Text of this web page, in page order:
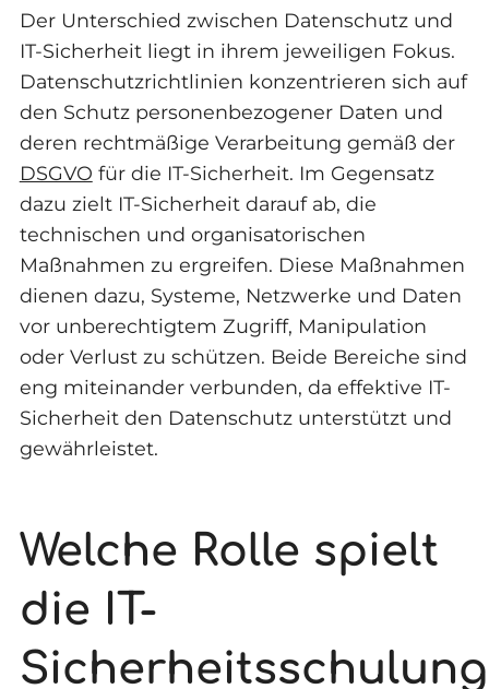
Der Unterschied zwischen Datenschutz und
IT-Sicherheit liegt in ihrem jeweiligen Fokus.
Datenschutzrichtlinien konzentrieren sich auf
den Schutz personenbezogener Daten und
deren rechtmäßige Verarbeitung gemäß der
DSGVO für die IT-Sicherheit. Im Gegensatz
dazu zielt IT-Sicherheit darauf ab, die
technischen und organisatorischen
Maßnahmen zu ergreifen. Diese Maßnahmen
dienen dazu, Systeme, Netzwerke und Daten
vor unberechtigtem Zugriff, Manipulation
oder Verlust zu schützen. Beide Bereiche sind
eng miteinander verbunden, da effektive IT-
Sicherheit den Datenschutz unterstützt und
gewährleistet.
Welche Rolle spielt
die IT-
Sicherheitsschulung